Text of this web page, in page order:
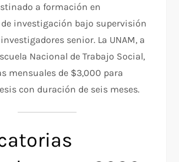
a formación en
investigación bajo supervisión
senior. La UNAM, a
Nacional de Trabajo Social,
mensuales de $3,000 para
con duración de seis meses.​